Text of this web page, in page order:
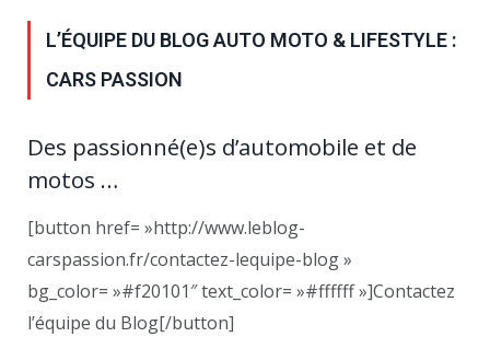
L’ÉQUIPE DU BLOG AUTO MOTO & LIFESTYLE :
CARS PASSION
Des passionné(e)s d’automobile et de
motos …
[button href= »http://www.leblog-
carspassion.fr/contactez-lequipe-blog »
bg_color= »#f20101″ text_color= »#ffffff »]Contactez
l’équipe du Blog[/button]